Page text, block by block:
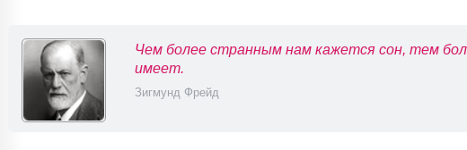
Чем более странным нам кажется сон, тем
имеет.
Зигмунд Фрейд